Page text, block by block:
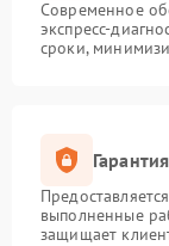
Современное
экспресс-
сроки,
выполненные
защищает